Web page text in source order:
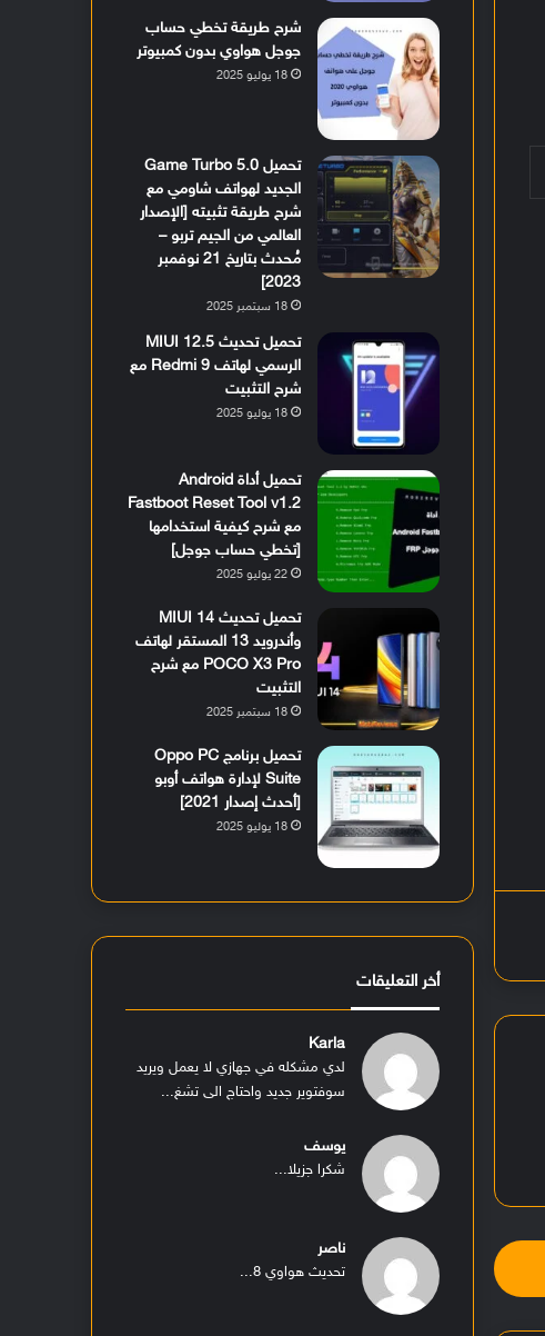
شرح طريقة تخطي حساب
جوجل هواوي بدون كمبيوتر
18 يوليو 2025
تحميل Game Turbo 5.0
الجديد لهواتف شاومي مع
شرح طريقة تثبيته [الإصدار
العالمي من الجيم تربو –
مُحدث بتاريخ 21 نوفمبر
2023]
18 سبتمبر 2025
تحميل تحديث MIUI 12.5
الرسمي لهاتف Redmi 9 مع
شرح التثبيت
18 يوليو 2025
تحميل أداة Android
Fastboot Reset Tool v1.2
مع شرح كيفية استخدامها
[تخطي حساب جوجل]
22 يوليو 2025
تحميل تحديث MIUI 14
وأندرويد 13 المستقر لهاتف
POCO X3 Pro مع شرح
التثبيت
18 سبتمبر 2025
تحميل برنامج Oppo PC
Suite لإدارة هواتف أوبو
[أحدث إصدار 2021]
18 يوليو 2025
أخر التعليقات
Karla
لدي مشكله في جهازي لا يعمل ويريد
سوفتوير جديد واحتاج الى تشغ...
يوسف
شكرا جزيلا...
ناصر
تحديث هواوي 8...